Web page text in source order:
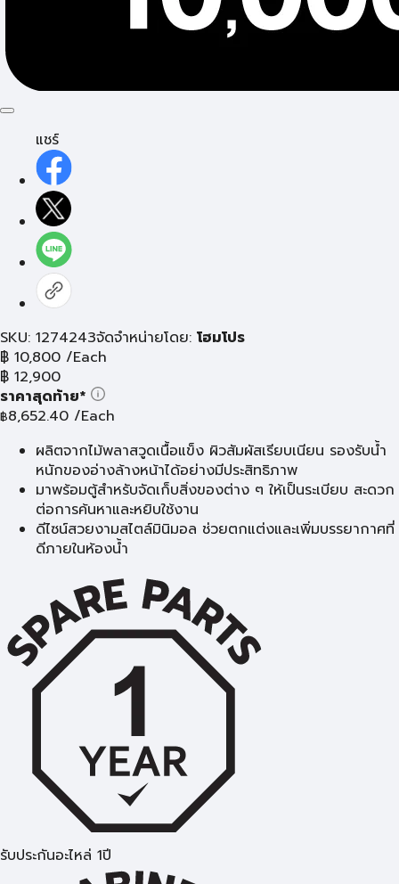
แชร์
SKU: 1274243จัดจำหน่ายโดย: โฮมโปร
฿ 10,800 /Each
฿ 12,900
ราคาสุดท้าย*
฿8,652.40 /Each
ผลิตจากไม้พลาสวูดเนื้อแข็ง ผิวสัมผัสเรียบเนียน รองรับน้ำ
หนักของอ่างล้างหน้าได้อย่างมีประสิทธิภาพ
มาพร้อมตู้สำหรับจัดเก็บสิ่งของต่าง ๆ ให้เป็นระเบียบ สะดวก
ต่อการค้นหาและหยิบใช้งาน
ดีไซน์สวยงามสไตล์มินิมอล ช่วยตกแต่งและเพิ่มบรรยากาศที่
ดีภายในห้องน้ำ
รับประกันอะไหล่ 1ปี